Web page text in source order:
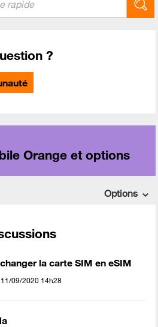
?
Orange et options
Options
la carte SIM en eSIM
‎11/09/2020 14h28